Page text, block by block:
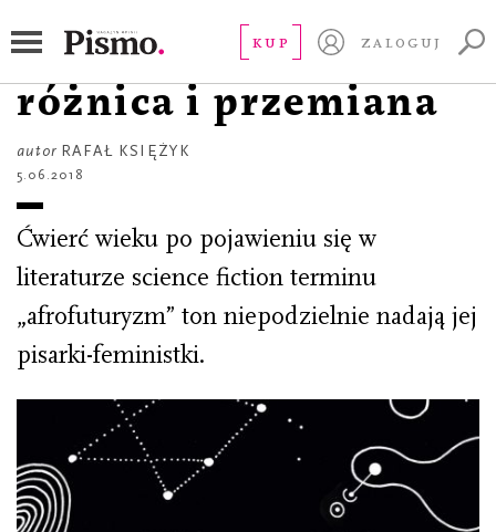
KUP ZALOGUJ
Afrofuturystki:
różnica i przemiana
autor RAFAŁ KSIĘŻYK
5.06.2018
Ćwierć wieku po pojawieniu się w
literaturze science fiction terminu
„afrofuturyzm” ton niepodzielnie nadają jej
pisarki-feministki.